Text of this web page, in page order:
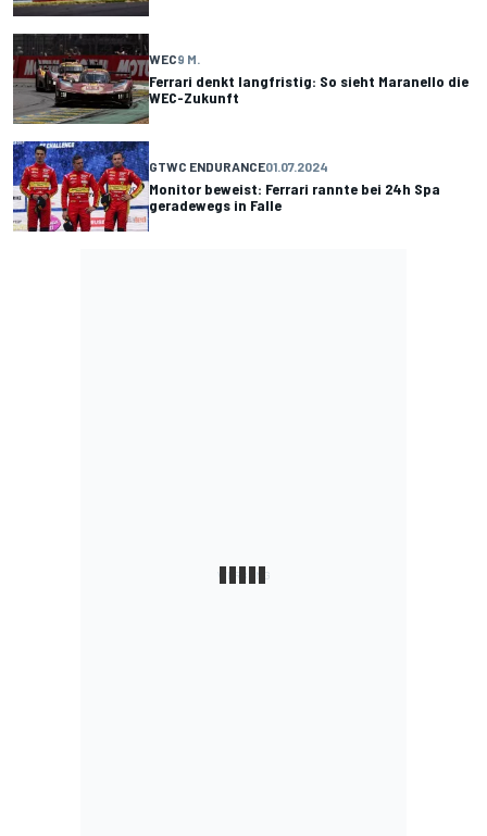
WEC9 M.
Ferrari denkt langfristig: So sieht Maranello die
WEC-Zukunft
GTWC ENDURANCE01.07.2024
Monitor beweist: Ferrari rannte bei 24h Spa
geradewegs in Falle